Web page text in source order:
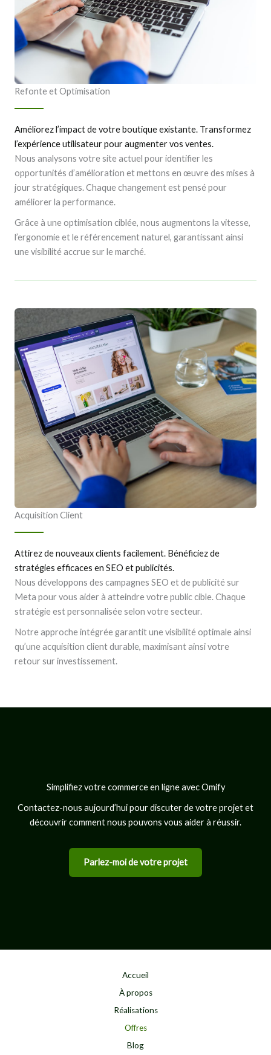
Refonte et Optimisation
Améliorez l’impact de votre boutique existante. Transformez
l’expérience utilisateur pour augmenter vos ventes.
Nous analysons votre site actuel pour identifier les
opportunités d’amélioration et mettons en œuvre des mises à
jour stratégiques. Chaque changement est pensé pour
améliorer la performance.
Grâce à une optimisation ciblée, nous augmentons la vitesse,
l’ergonomie et le référencement naturel, garantissant ainsi
une visibilité accrue sur le marché.
Acquisition Client
Attirez de nouveaux clients facilement. Bénéficiez de
stratégies efficaces en SEO et publicités.
Nous développons des campagnes SEO et de publicité sur
Meta pour vous aider à atteindre votre public cible. Chaque
stratégie est personnalisée selon votre secteur.
Notre approche intégrée garantit une visibilité optimale ainsi
qu’une acquisition client durable, maximisant ainsi votre
retour sur investissement.
Simplifiez votre commerce en ligne avec Omify
Contactez-nous aujourd’hui pour discuter de votre projet et
découvrir comment nous pouvons vous aider à réussir.
Parlez-moi de votre projet
Accueil
À propos
Réalisations
Offres
Blog